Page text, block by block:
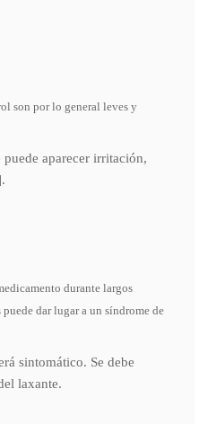
son por lo general leves y
aparecer irritación,
durante largos
dar lugar a un síndrome de
sintomático. Se debe
laxante.